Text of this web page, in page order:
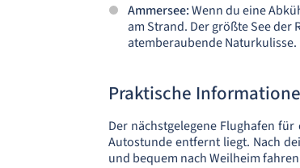
Ammersee:Wenn du eine
am Strand. Der größte See
atemberaubende Naturkulisse.
Praktische
Der nächstgelegene Flughafen
Autostunde entfernt liegt. Nach
und bequem nach Weilheim